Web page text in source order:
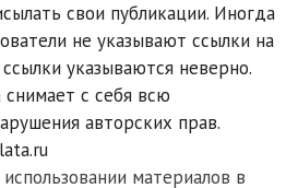
свои публикации. Иногда
не указывают ссылки на
указываются неверно.
с себя всю
авторских прав.
материалов в